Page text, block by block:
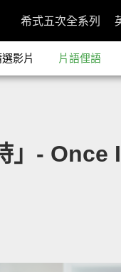
希式五次全系列
影片 片語俚語
」-